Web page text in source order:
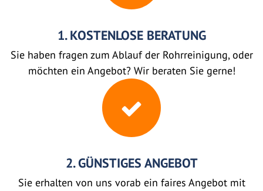
1. KOSTENLOSE BERATUNG
Sie haben fragen zum Ablauf der Rohrreinigung, oder
möchten ein Angebot? Wir beraten Sie gerne!
2. GÜNSTIGES ANGEBOT
Sie erhalten von uns vorab ein faires Angebot mit